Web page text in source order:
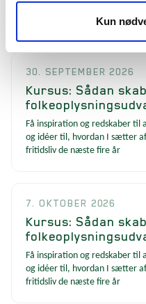
Kun
og idéer til, hvordan I sætter
fritidsliv de næste fire år
30. SEPTEMBER 2026
Kursus: Sådan
Få inspiration og redskaber til
og idéer til, hvordan I sætter
fritidsliv de næste fire år
7. OKTOBER 2026
Kursus: Sådan
Få inspiration og redskaber til
og idéer til, hvordan I sætter
fritidsliv de næste fire år